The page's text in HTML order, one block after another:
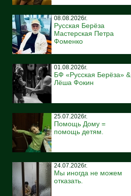
08.08.2026г.
Русская Берёза
Мастерская Петра
Фоменко
01.08.2026г.
БФ «Русская Берёза» &
Лёша Фокин
25.07.2026г.
Помощь Дому =
помощь детям.
24.07.2026г.
Мы иногда не можем
отказать.